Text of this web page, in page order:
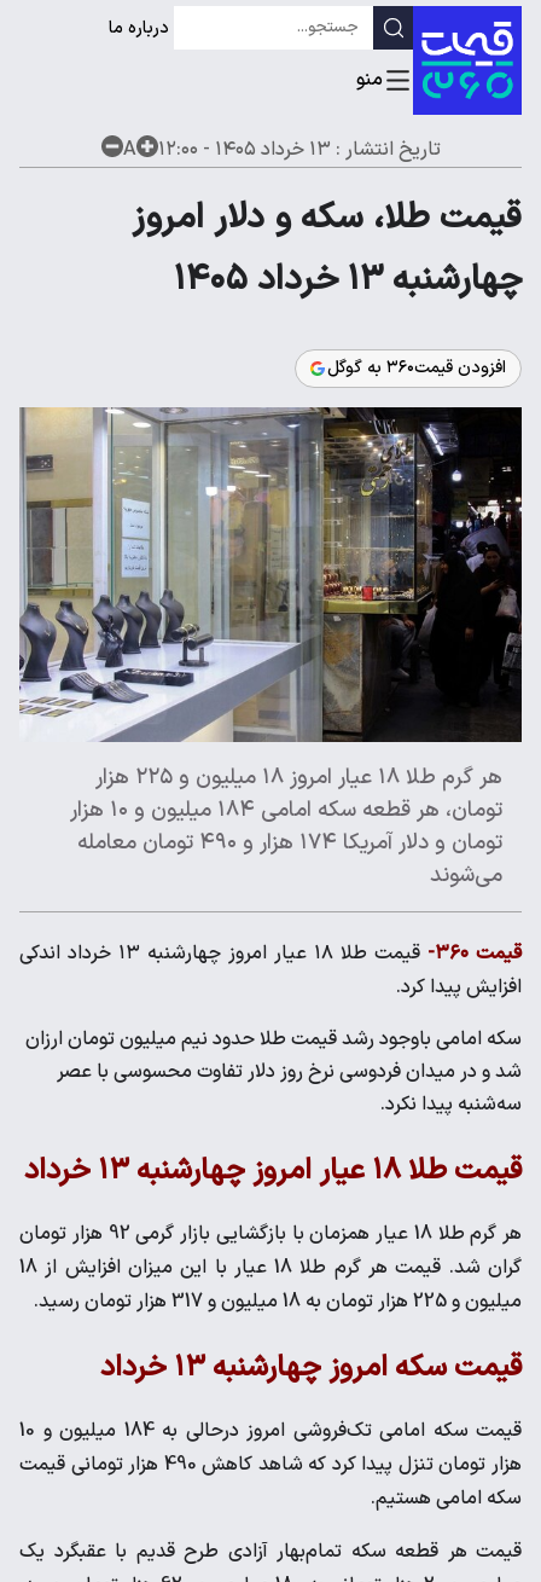
درباره ما
تاریخ انتشار : ۱۳ خرداد ۱۴۰۵ - ۱۲:۰۰ A
قیمت طلا، سکه و دلار امروز
چهارشنبه ۱۳ خرداد ۱۴۰۵
افزودن قیمت۳۶۰ به گوگل
هر گرم طلا ۱۸ عیار امروز ۱۸ میلیون و ۲۲۵ هزار
تومان، هر قطعه سکه امامی ۱۸۴ میلیون و ۱۰ هزار
تومان و دلار آمریکا ۱۷۴ هزار و ۴۹۰ تومان معامله
می‌شوند
قیمت ۳۶۰-
قیمت طلا ۱۸ عیار امروز چهارشنبه ۱۳ خرداد اندکی
افزایش پیدا کرد.
سکه امامی باوجود رشد قیمت طلا حدود نیم میلیون تومان ارزان
شد و در میدان فردوسی نرخ روز دلار تفاوت محسوسی با عصر
سه‌شنبه پیدا نکرد.
قیمت طلا ۱۸ عیار امروز چهارشنبه ۱۳ خرداد
هر گرم طلا 18 عیار همزمان با بازگشایی بازار گرمی 92 هزار تومان
گران شد. قیمت هر گرم طلا 18 عیار با این میزان افزایش از 18
میلیون و 225 هزار تومان به 18 میلیون و 317 هزار تومان رسید.
قیمت سکه امروز چهارشنبه ۱۳ خرداد
قیمت سکه امامی تک‌فروشی امروز درحالی به 184 میلیون و 10
هزار تومان تنزل پیدا کرد که شاهد کاهش 490 هزار تومانی قیمت
سکه امامی هستیم.
قیمت هر قطعه سکه تمام‌بهار آزادی طرح قدیم با عقبگرد یک